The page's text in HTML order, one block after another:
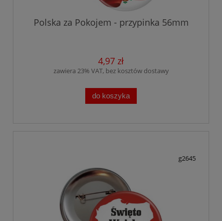
Polska za Pokojem - przypinka 56mm
4,97 zł
zawiera 23% VAT, bez kosztów dostawy
do koszyka
g2645